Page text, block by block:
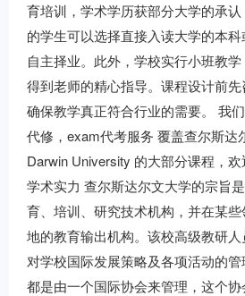
育培训，学术学历获部分大学的承
的学生可以选择直接入读大学的本
自主择业。此外，学校实行小班教
得到老师的精心指导。课程设计前先
确保教学真正符合行业的需要。 我
代修，exam代考服务 覆盖查尔斯达
Darwin University 的大部分课程，欢
学术实力 查尔斯达尔文大学的宗旨
育、培训、研究技术机构，并在某
地的教育输出机构。该校高级教研
对学校国际发展策略及各项活动的
都是由一个国际协会来管理，这个协